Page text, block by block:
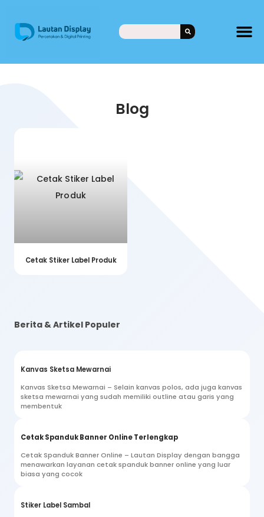
Blog
Cetak Stiker Label Produk
Berita & Artikel Populer
Kanvas Sketsa Mewarnai
Kanvas Sketsa Mewarnai – Selain kanvas polos, ada juga kanvas
sketsa mewarnai yang sudah memiliki outline atau garis yang
membentuk
Cetak Spanduk Banner Online Terlengkap
Cetak Spanduk Banner Online – Lautan Display dengan bangga
menawarkan layanan cetak spanduk banner online yang luar
biasa yang cocok
Stiker Label Sambal